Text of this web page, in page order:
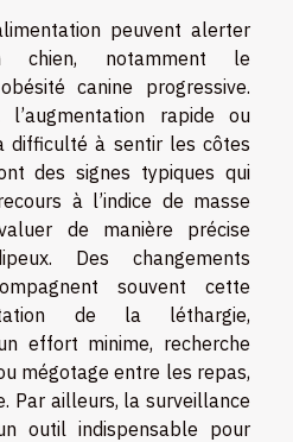
peuvent alerter
chien, notamment le
canine progressive.
rapide ou
difficulté à sentir les côtes
des signes typiques qui
à l’indice de masse
de manière précise
Des changements
souvent cette
de la léthargie,
effort minime, recherche
mégotage entre les repas,
Par ailleurs, la surveillance
outil indispensable pour